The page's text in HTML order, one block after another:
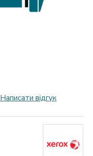
Написати відгук